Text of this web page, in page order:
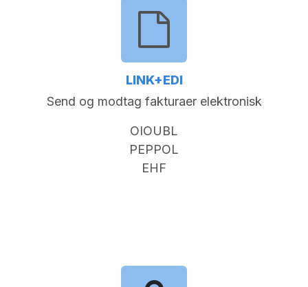
LINK+EDI
Send og modtag fakturaer elektronisk
OIOUBL
PEPPOL
EHF